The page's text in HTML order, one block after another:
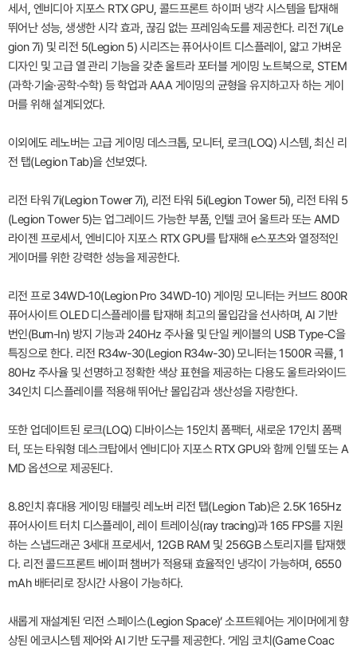
세서, 엔비디아 지포스 RTX GPU, 콜드프론트 하이퍼 냉각 시스템을 탑재해
뛰어난 성능, 생생한 시각 효과, 끊김 없는 프레임속도를 제공한다. 리전 7i(Le
gion 7i) 및 리전 5(Legion 5) 시리즈는 퓨어사이트 디스플레이, 얇고 가벼운
디자인 및 고급 열 관리 기능을 갖춘 울트라 포터블 게이밍 노트북으로, STEM
(과학·기술·공학·수학) 등 학업과 AAA 게이밍의 균형을 유지하고자 하는 게이
머를 위해 설계되었다.
이외에도 레노버는 고급 게이밍 데스크톱, 모니터, 로크(LOQ) 시스템, 최신 리
전 탭(Legion Tab)을 선보였다.
리전 타워 7i(Legion Tower 7i), 리전 타워 5i(Legion Tower 5i), 리전 타워 5
(Legion Tower 5)는 업그레이드 가능한 부품, 인텔 코어 울트라 또는 AMD
라이젠 프로세서, 엔비디아 지포스 RTX GPU를 탑재해 e스포츠와 열정적인
게이머를 위한 강력한 성능을 제공한다.
리전 프로 34WD-10(Legion Pro 34WD-10) 게이밍 모니터는 커브드 800R
퓨어사이트 OLED 디스플레이를 탑재해 최고의 몰입감을 선사하며, AI 기반
번인(Burn-In) 방지 기능과 240Hz 주사율 및 단일 케이블의 USB Type-C을
특징으로 한다. 리전 R34w-30(Legion R34w-30) 모니터는 1500R 곡률, 1
80Hz 주사율 및 선명하고 정확한 색상 표현을 제공하는 다용도 울트라와이드
34인치 디스플레이를 적용해 뛰어난 몰입감과 생산성을 자랑한다.
또한 업데이트된 로크(LOQ) 디바이스는 15인치 폼팩터, 새로운 17인치 폼팩
터, 또는 타워형 데스크탑에서 엔비디아 지포스 RTX GPU와 함께 인텔 또는 A
MD 옵션으로 제공된다.
8.8인치 휴대용 게이밍 태블릿 레노버 리전 탭(Legion Tab)은 2.5K 165Hz
퓨어사이트 터치 디스플레이, 레이 트레이싱(ray tracing)과 165 FPS를 지원
하는 스냅드래곤 3세대 프로세서, 12GB RAM 및 256GB 스토리지를 탑재했
다. 리전 콜드프론트 베이퍼 챔버가 적용돼 효율적인 냉각이 가능하며, 6550
mAh 배터리로 장시간 사용이 가능하다.
새롭게 재설계된 ‘리전 스페이스(Legion Space)’ 소프트웨어는 게이머에게 향
상된 에코시스템 제어와 AI 기반 도구를 제공한다. ‘게임 코치(Game Coac